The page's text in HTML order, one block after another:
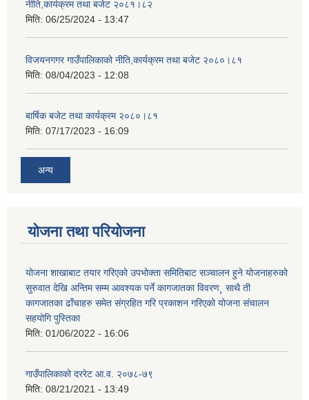
नीति,कार्यक्रम तथा बजेट २०८१।८२
मिति: 06/25/2024 - 13:47
विजयनगगर गाउँपालिकाको नीति,कार्यक्रम तथा बजेट २०८०।८१
मिति: 08/04/2023 - 12:08
बार्षिक बजेट तथा कार्यक्रम २०८०।८१
मिति: 07/17/2023 - 16:09
अन्य
योजना तथा परियोजना
योजना शाखाबाट तयार गरिएको उपभोक्ता समितिबाट सञ्चालन हुने योजनाहरुको
सुरुवात देखि अन्तिम सम्म आवश्यक पर्ने कागजातका विवरण¸ साथै ती
कागजातका ढाँचाहरु समेत संग्रहित गरि प्रकाशन गरिएको योजना संचालन
सहयोगि पुस्तिका
मिति: 01/06/2022 - 16:06
गाउँपालिकाको दररेट आ.व. २०७८-७९
मिति: 08/21/2021 - 13:49